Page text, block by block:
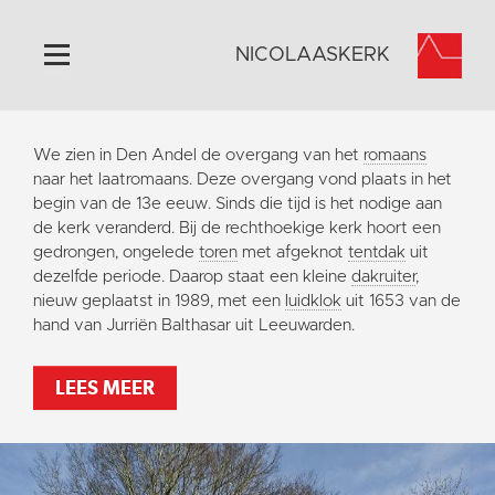
Home
Algemeen
Historie
Omgeving
Activiteiten
Steun ons
Contact
Vaktaal
NICOLAASKERK
We zien in Den Andel de overgang van het romaans
naar het laatromaans. Deze overgang vond plaats in het
begin van de 13e eeuw. Sinds die tijd is het nodige aan
de kerk veranderd. Bij de rechthoekige kerk hoort een
gedrongen, ongelede toren met afgeknot tentdak uit
dezelfde periode. Daarop staat een kleine dakruiter,
nieuw geplaatst in 1989, met een luidklok uit 1653 van de
hand van Jurriën Balthasar uit Leeuwarden.
LEES MEER